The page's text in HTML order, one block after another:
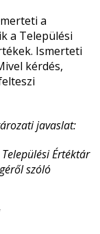
a
a Települési
Ismerteti
kérdés,
javaslat:
Települési Értéktár
szóló